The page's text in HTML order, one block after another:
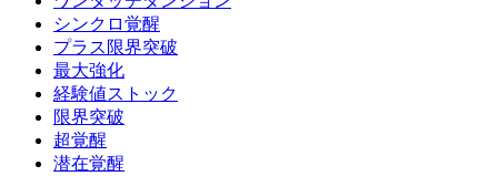
シンクロ覚醒
プラス限界突破
最大強化
経験値ストック
限界突破
超覚醒
潜在覚醒